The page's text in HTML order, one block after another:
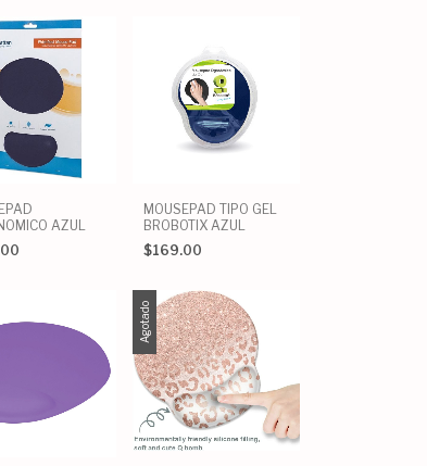
AZUL
MOUSEPAD TIPO GEL
BROBOTIX AZUL
$169.00
Agotado